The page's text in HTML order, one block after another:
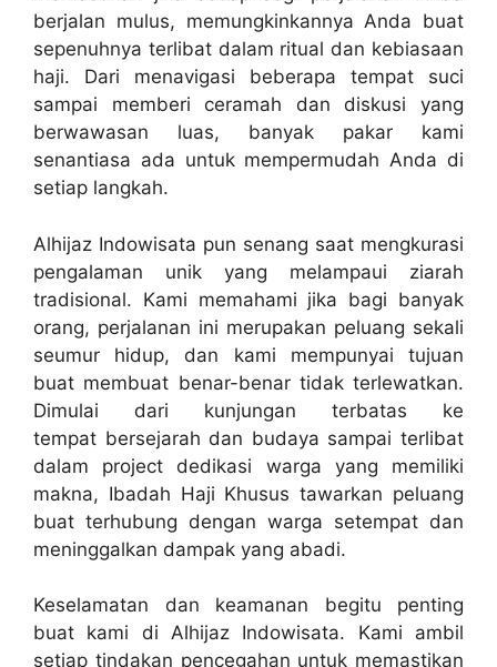
berjalan mulus, memungkinkannya Anda buat
sepenuhnya terlibat dalam ritual dan kebiasaan
haji. Dari menavigasi beberapa tempat suci
sampai memberi ceramah dan diskusi yang
berwawasan luas, banyak pakar kami
senantiasa ada untuk mempermudah Anda di
setiap langkah.
Alhijaz Indowisata pun senang saat mengkurasi
pengalaman unik yang melampaui ziarah
tradisional. Kami memahami jika bagi banyak
orang, perjalanan ini merupakan peluang sekali
seumur hidup, dan kami mempunyai tujuan
buat membuat benar-benar tidak terlewatkan.
Dimulai dari kunjungan terbatas ke
tempat bersejarah dan budaya sampai terlibat
dalam project dedikasi warga yang memiliki
makna, Ibadah Haji Khusus tawarkan peluang
buat terhubung dengan warga setempat dan
meninggalkan dampak yang abadi.
Keselamatan dan keamanan begitu penting
buat kami di Alhijaz Indowisata. Kami ambil
setiap tindakan pencegahan untuk memastikan